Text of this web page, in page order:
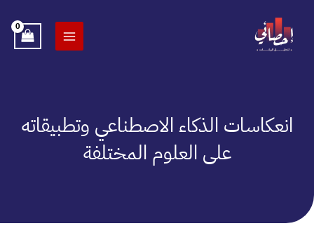
المحتوى
انعكاسات الذكاء الاصطناعي وتطبيقاته
على العلوم المختلفة